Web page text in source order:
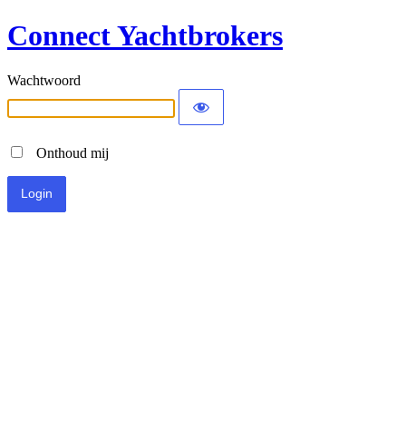
Connect Yachtbrokers
Wachtwoord
Onthoud mij